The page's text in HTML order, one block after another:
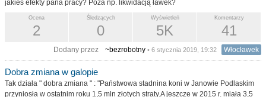
jakieś efekty pana pracy? Poza np. likwidacją ławek?
Komentarzy
41
Wyświetleń
5K
Śledzących
0
Ocena
2
Dodany przez ~bezrobotny • 6 stycznia 2019, 19:32 Włocławek
Dobra zmiana w galopie
Tak działa " dobra zmiana " : "Państwowa stadnina koni w Janowie Podlaskim
przyniosła w ostatnim roku 1,5 mln złotych straty.A jeszcze w 2015 r. miała 3,5